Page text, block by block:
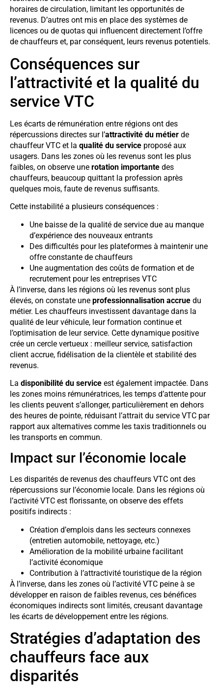
horaires de circulation, limitant les opportunités de
revenus. D’autres ont mis en place des systèmes de
licences ou de quotas qui influencent directement l’offre
de chauffeurs et, par conséquent, leurs revenus potentiels.
Conséquences sur
l’attractivité et la qualité du
service VTC
Les écarts de rémunération entre régions ont des
répercussions directes sur l’attractivité du métier de
chauffeur VTC et la qualité du service proposé aux
usagers. Dans les zones où les revenus sont les plus
faibles, on observe une rotation importante des
chauffeurs, beaucoup quittant la profession après
quelques mois, faute de revenus suffisants.
Cette instabilité a plusieurs conséquences :
Une baisse de la qualité de service due au manque
d’expérience des nouveaux entrants
Des difficultés pour les plateformes à maintenir une
offre constante de chauffeurs
Une augmentation des coûts de formation et de
recrutement pour les entreprises VTC
À l’inverse, dans les régions où les revenus sont plus
élevés, on constate une professionnalisation accrue du
métier. Les chauffeurs investissent davantage dans la
qualité de leur véhicule, leur formation continue et
l’optimisation de leur service. Cette dynamique positive
crée un cercle vertueux : meilleur service, satisfaction
client accrue, fidélisation de la clientèle et stabilité des
revenus.
La disponibilité du service est également impactée. Dans
les zones moins rémunératrices, les temps d’attente pour
les clients peuvent s’allonger, particulièrement en dehors
des heures de pointe, réduisant l’attrait du service VTC par
rapport aux alternatives comme les taxis traditionnels ou
les transports en commun.
Impact sur l’économie locale
Les disparités de revenus des chauffeurs VTC ont des
répercussions sur l’économie locale. Dans les régions où
l’activité VTC est florissante, on observe des effets
positifs indirects :
Création d’emplois dans les secteurs connexes
(entretien automobile, nettoyage, etc.)
Amélioration de la mobilité urbaine facilitant
l’activité économique
Contribution à l’attractivité touristique de la région
À l’inverse, dans les zones où l’activité VTC peine à se
développer en raison de faibles revenus, ces bénéfices
économiques indirects sont limités, creusant davantage
les écarts de développement entre les régions.
Stratégies d’adaptation des
chauffeurs face aux
disparités